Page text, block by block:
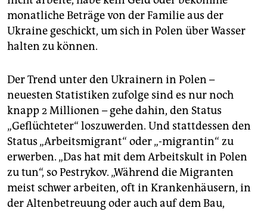
monatliche Beträge von der Familie aus der
Ukraine geschickt, um sich in Polen über Wasser
halten zu können.
Der Trend unter den Ukrainern in Polen –
neuesten Statistiken zufolge sind es nur noch
knapp 2 Millionen – gehe dahin, den Status
„Geflüchteter“ loszuwerden. Und stattdessen den
Status „Arbeitsmigrant“ oder „-migrantin“ zu
erwerben. „Das hat mit dem Arbeitskult in Polen
zu tun“, so Pestrykov. „Während die Migranten
meist schwer arbeiten, oft in Krankenhäusern, in
der Altenbetreuung oder auch auf dem Bau,